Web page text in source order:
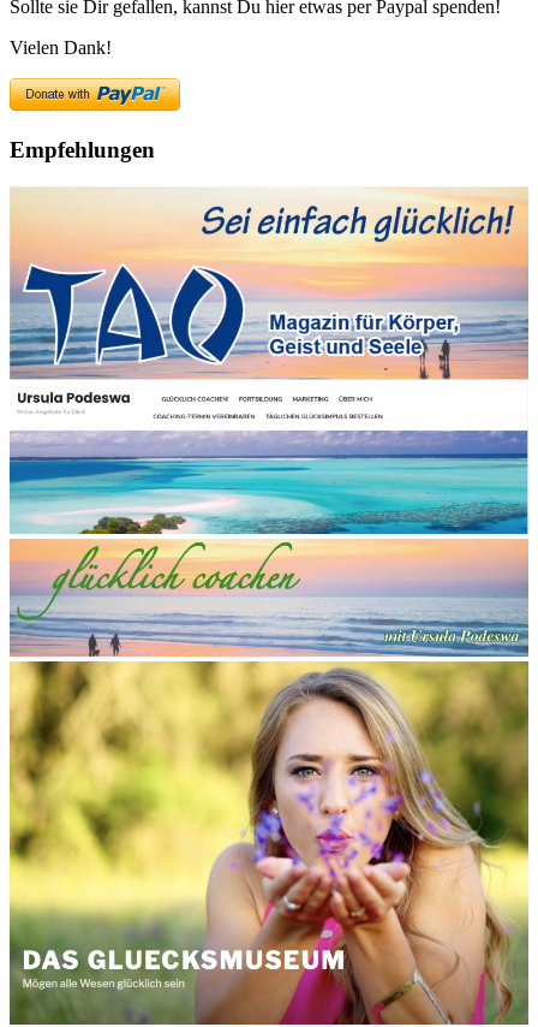
Sollte sie Dir gefallen, kannst Du hier etwas per Paypal spenden!
Vielen Dank!
Empfehlungen